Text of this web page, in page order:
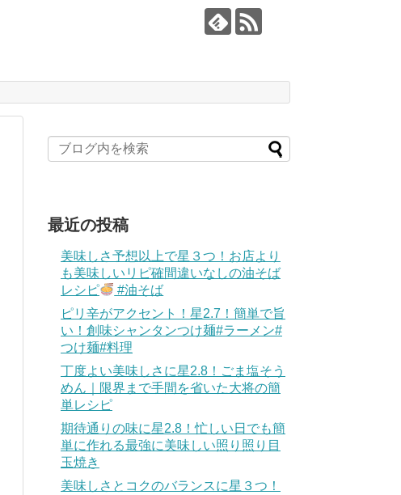
最近の投稿
美味しさ予想以上で星３つ！お店より
も美味しいリピ確間違いなしの油そば
レシピ
#油そば
ピリ辛がアクセント！星2.7！簡単で旨
い！創味シャンタンつけ麺#ラーメン#
つけ麺#料理
丁度よい美味しさに星2.8！ごま塩そう
めん｜限界まで手間を省いた大将の簡
単レシピ
期待通りの味に星2.8！忙しい日でも簡
単に作れる最強に美味しい照り照り目
玉焼き
美味しさとコクのバランスに星３つ！